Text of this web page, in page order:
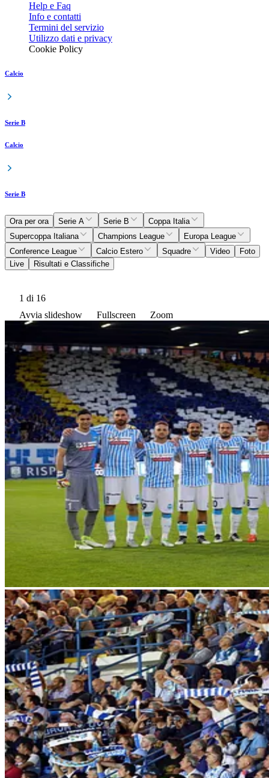
Help e Faq
Info e contatti
Termini del servizio
Utilizzo dati e privacy
Cookie Policy
Calcio
Serie B
Calcio
Serie B
Ora per ora Serie A Serie B
Coppa Italia
Supercoppa Italiana
Champions League
Europa League
Conference League
Calcio Estero Squadre Video
Foto
Live
Risultati e Classifiche
1 di 16
Avvia slideshow
Fullscreen Zoom